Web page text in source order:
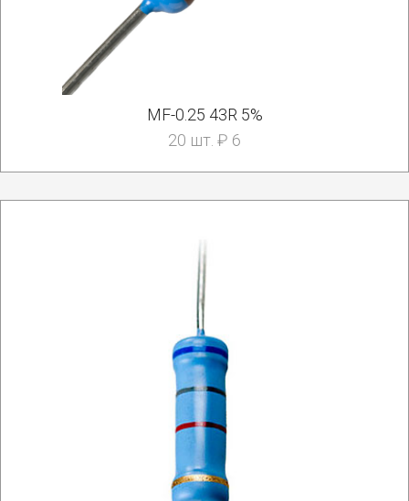
MF-0.25 43R 5%
20 шт. ₽ 6